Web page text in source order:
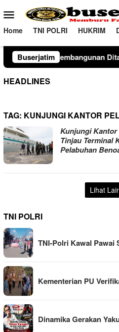
ke
konten
Menu
Mobile
Home TNI POLRI HUKRIM
Buserjatim
Ditargetkan Dimulai
HEADLINES
TAG: KUNJUNGI KANTOR
Kunjungi Kantor
Tinjau Terminal
Pelabuhan
Lihat
TNI POLRI
TNI-Polri Kawal Pawai
Kementerian PU
Dinamika Gerakan